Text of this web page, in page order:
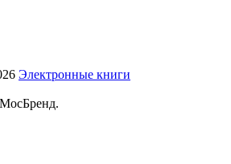
Электронные книги